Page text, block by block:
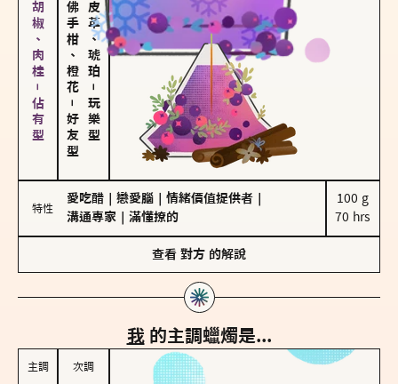
胡椒、肉桂－佔有型 佛手柑、橙花
－
好友型
皮革、琥珀
－
玩樂型
特性
愛吃醋 戀愛腦 情緒價值提供者
溝通專家
滿懂撩的
100 g
70 hrs
查看 對方 的解說
我 的主調蠟燭是...
主調 次調